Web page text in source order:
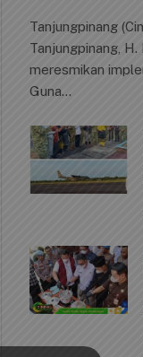
c
e
b
o
o
k
ai
l
Tanjungpinang
Tanjungpinang, H.
meresmikan
Guna…